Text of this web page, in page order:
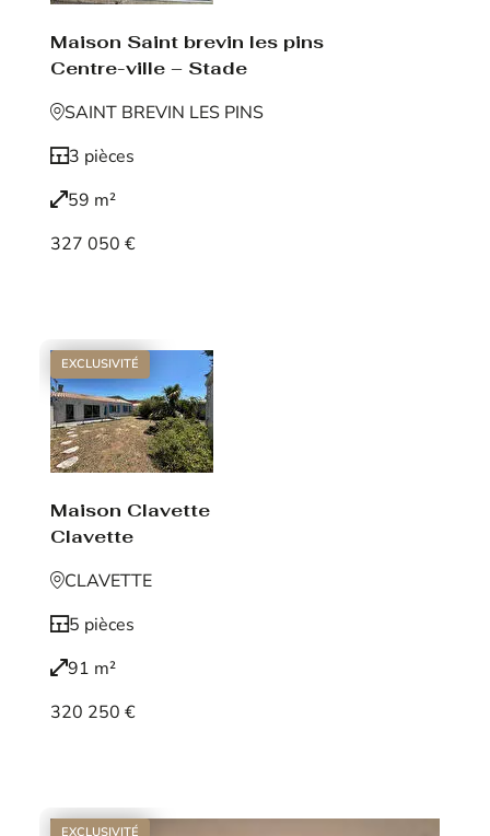
Maison Saint brevin les pins
Centre-ville – Stade
SAINT BREVIN LES PINS
3 pièces
59 m²
327 050 €
EXCLUSIVITÉ
Maison Clavette
Clavette
CLAVETTE
5 pièces
91 m²
320 250 €
EXCLUSIVITÉ